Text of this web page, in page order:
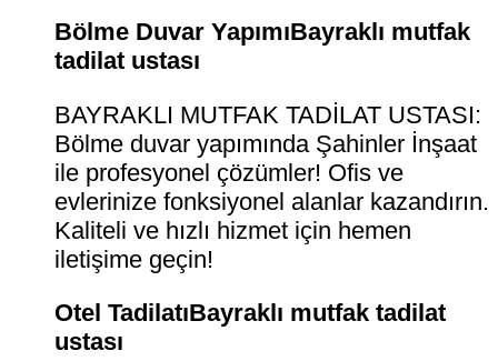
Bölme Duvar YapımıBayraklı mutfak
tadilat ustası
BAYRAKLI MUTFAK TADİLAT USTASI:
Bölme duvar yapımında Şahinler İnşaat
ile profesyonel çözümler! Ofis ve
evlerinize fonksiyonel alanlar kazandırın.
Kaliteli ve hızlı hizmet için hemen
iletişime geçin!
Otel TadilatıBayraklı mutfak tadilat
ustası